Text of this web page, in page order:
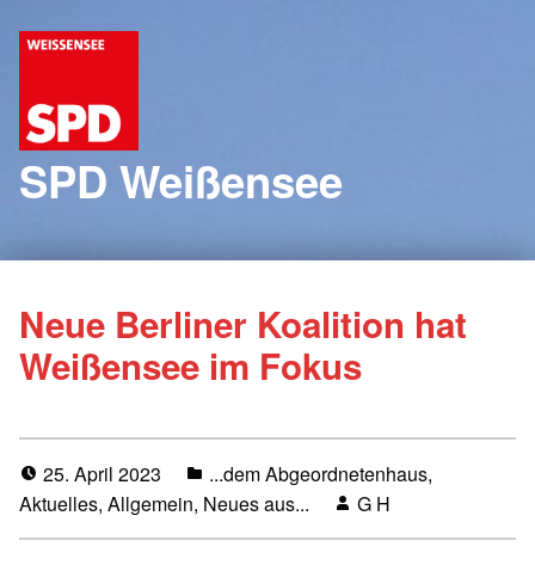
SPD Weißensee
Neue Berliner Koalition hat
Weißensee im Fokus
25. April 2023 ...dem Abgeordnetenhaus,
Aktuelles, Allgemein, Neues aus... G H